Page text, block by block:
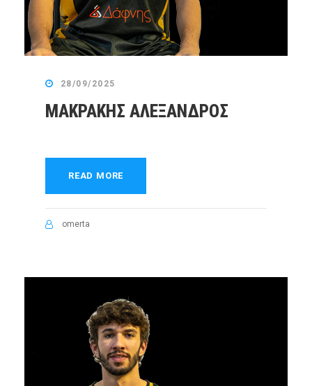
28/09/2025
ΜΑΚΡΑΚΗΣ ΑΛΕΞΑΝΔΡΟΣ
READ MORE
omerta